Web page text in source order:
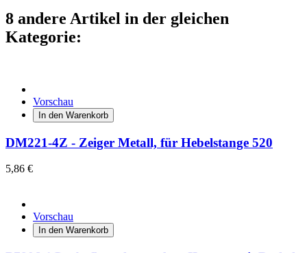
8 andere Artikel in der gleichen
Kategorie:
Vorschau
In den Warenkorb
DM221-4Z - Zeiger Metall, für Hebelstange 520
5,86 €
Vorschau
In den Warenkorb